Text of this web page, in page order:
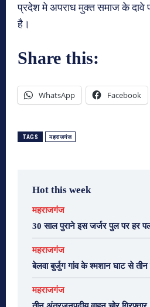
प्रदेश मे अपराध मुक्त समाज के दावे
है।
Share this:
WhatsApp Facebook
TAGS महराजगंज
Hot this week
महराजगंज
30 साल पुराने इस जर्जर पुल पर हर
महराजगंज
बेलवा बुर्जुग गांव के श्मशान घाट से
महराजगंज